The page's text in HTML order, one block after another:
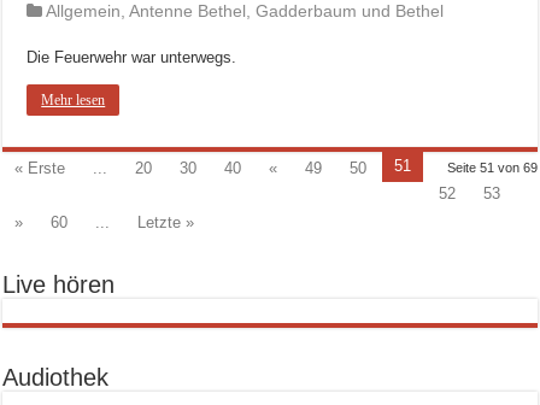
Allgemein,Antenne Bethel,Gadderbaum und Bethel
Die Feuerwehr war unterwegs.
Mehr lesen
Seite 51 von 69
« Erste ... 20 30 40 « 49 50
51
52
53
»
60 ... Letzte »
Live hören
Audiothek